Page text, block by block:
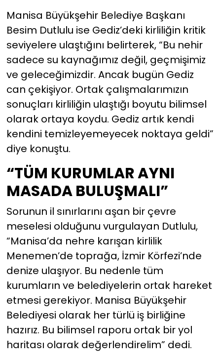
Manisa Büyükşehir Belediye Başkanı
Besim Dutlulu ise Gediz’deki kirliliğin kritik
seviyelere ulaştığını belirterek, “Bu nehir
sadece su kaynağımız değil, geçmişimiz
ve geleceğimizdir. Ancak bugün Gediz
can çekişiyor. Ortak çalışmalarımızın
sonuçları kirliliğin ulaştığı boyutu bilimsel
olarak ortaya koydu. Gediz artık kendi
kendini temizleyemeyecek noktaya geldi”
diye konuştu.
“TÜM KURUMLAR AYNI
MASADA BULUŞMALI”
Sorunun il sınırlarını aşan bir çevre
meselesi olduğunu vurgulayan Dutlulu,
“Manisa’da nehre karışan kirlilik
Menemen’de toprağa, İzmir Körfezi’nde
denize ulaşıyor. Bu nedenle tüm
kurumların ve belediyelerin ortak hareket
etmesi gerekiyor. Manisa Büyükşehir
Belediyesi olarak her türlü iş birliğine
hazırız. Bu bilimsel raporu ortak bir yol
haritası olarak değerlendirelim” dedi.